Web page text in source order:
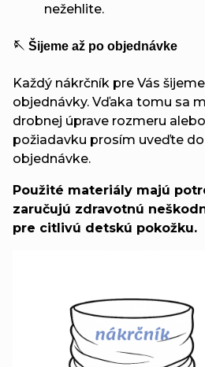
nežehlite.
🪡 Šijeme až po objednávke
Každý nákrčník pre Vás
objednávky. Vďaka tomu sa
drobnej úprave rozmeru
požiadavku prosím uveďte
objednávke.
Použité materiály majú
zaručujú zdravotnú
pre citlivú detskú pokožku.